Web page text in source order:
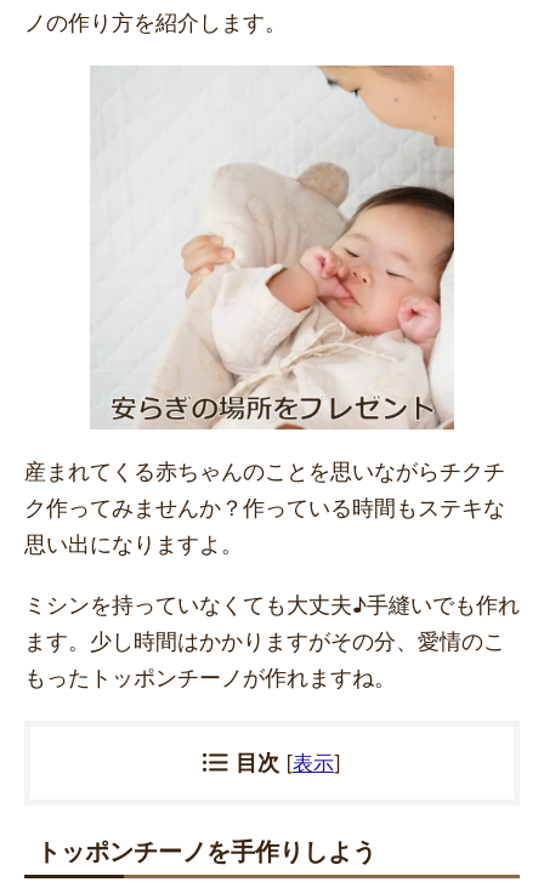
ノの作り方を紹介します。
産まれてくる赤ちゃんのことを思いながらチクチ
ク作ってみませんか？作っている時間もステキな
思い出になりますよ。
ミシンを持っていなくても大丈夫♪手縫いでも作れ
ます。少し時間はかかりますがその分、愛情のこ
もったトッポンチーノが作れますね。
目次 [表示]
トッポンチーノを手作りしよう